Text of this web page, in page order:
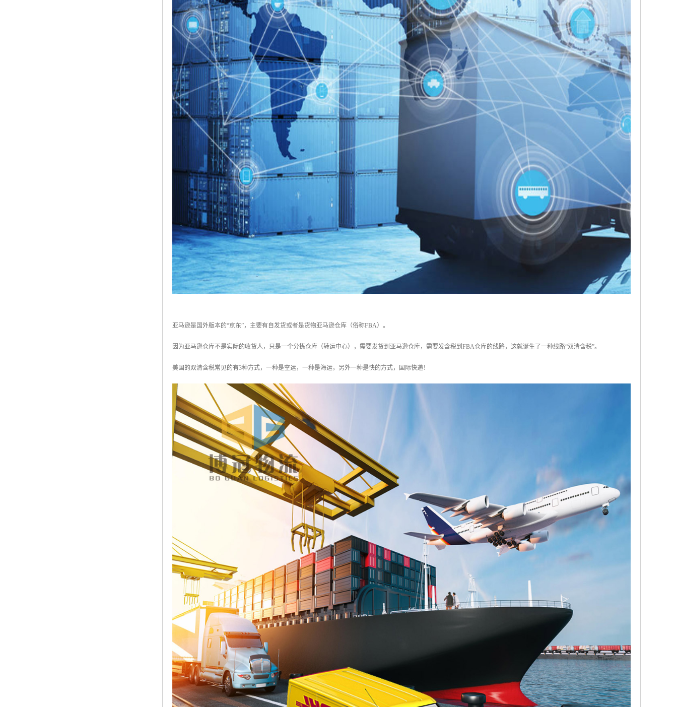
亚马逊是国外版本的“京东”，主要有自发货或者是货物亚马逊仓库（俗称FBA）。
因为亚马逊仓库不是实际的收货人，只是一个分拣仓库（转运中心），需要发货到亚马逊仓库，需要发含税到FBA仓库的线路，这就诞生了一种线路“双清含税”。
美国的双清含税常见的有3种方式，一种是空运，一种是海运，另外一种是快的方式，国际快递！